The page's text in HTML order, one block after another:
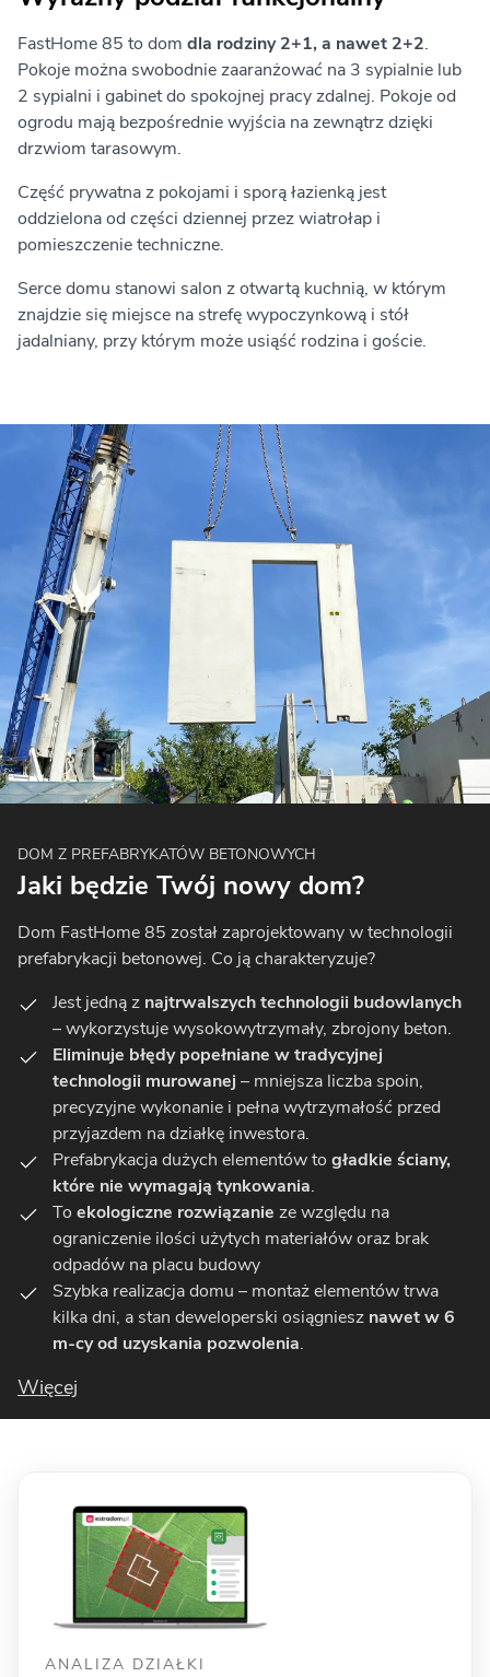
FastHome 85 to dom dla rodziny 2+1, a nawet 2+2.
Pokoje można swobodnie zaaranżować na 3 sypialnie lub
2 sypialni i gabinet do spokojnej pracy zdalnej. Pokoje od
ogrodu mają bezpośrednie wyjścia na zewnątrz dzięki
drzwiom tarasowym.
Część prywatna z pokojami i sporą łazienką jest
oddzielona od części dziennej przez wiatrołap i
pomieszczenie techniczne.
Serce domu stanowi salon z otwartą kuchnią, w którym
znajdzie się miejsce na strefę wypoczynkową i stół
jadalniany, przy którym może usiąść rodzina i goście.
DOM Z PREFABRYKATÓW BETONOWYCH
Jaki będzie Twój nowy dom?
Dom FastHome 85 został zaprojektowany w technologii
prefabrykacji betonowej. Co ją charakteryzuje?
Jest jedną z najtrwalszych technologii budowlanych
– wykorzystuje wysokowytrzymały, zbrojony beton.
Eliminuje błędy popełniane w tradycyjnej
technologii murowanej – mniejsza liczba spoin,
precyzyjne wykonanie i pełna wytrzymałość przed
przyjazdem na działkę inwestora.
Prefabrykacja dużych elementów to gładkie ściany,
które nie wymagają tynkowania.
To ekologiczne rozwiązanie ze względu na
ograniczenie ilości użytych materiałów oraz brak
odpadów na placu budowy
Szybka realizacja domu – montaż elementów trwa
kilka dni, a stan deweloperski osiągniesz nawet w 6
m-cy od uzyskania pozwolenia.
Więcej
ANALIZA DZIAŁKI